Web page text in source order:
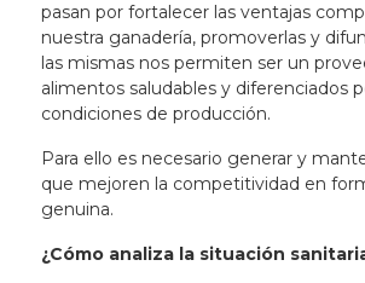
pasan por fortalecer las ventajas
nuestra ganadería, promoverlas y
las mismas nos permiten ser un
alimentos saludables y diferenciados
condiciones de producción.
Para ello es necesario generar y
que mejoren la competitividad en
genuina.
¿Cómo analiza la situación